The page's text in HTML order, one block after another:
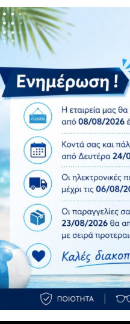
(0)
τον υπολογιστή
ακτινοβολία της οθόνης.